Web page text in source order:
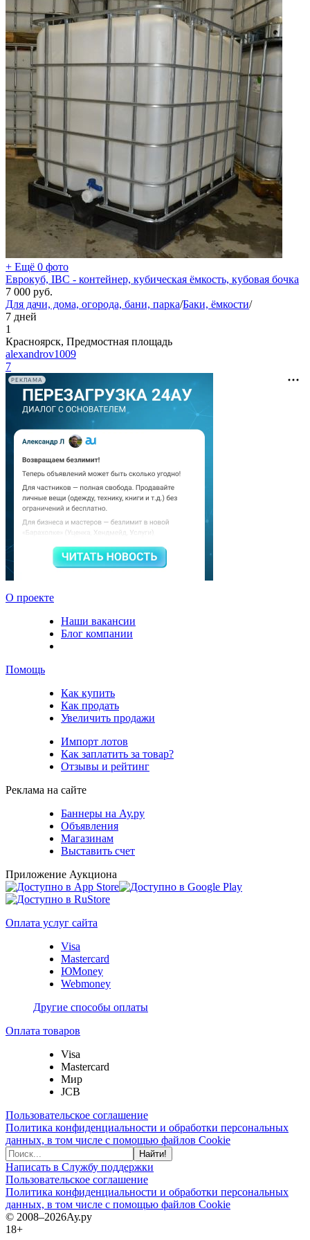
+ Ещё 0 фото
Еврокуб, IBC - контейнер, кубическая ёмкость, кубовая бочка
7 000 руб.
Для дачи, дома, огорода, бани, парка/Баки, ёмкости/
7 дней
1
Красноярск, Предмостная площадь
alexandrov1009
7
РЕКЛАМА
О проекте
Наши вакансии
Блог компании
Помощь
Как купить
Как продать
Увеличить продажи
Импорт лотов
Как заплатить за товар?
Отзывы и рейтинг
Реклама на сайте
Баннеры на Ау.ру
Объявления
Магазинам
Выставить счет
Приложение Аукциона
Оплата услуг сайта
Visa
Mastercard
ЮMoney
Webmoney
Другие способы оплаты
Оплата товаров
Visa
Mastercard
Мир
JCB
Пользовательское соглашение
Политика конфиденциальности и обработки персональных
данных, в том числе с помощью файлов Cookie
Найти!
Написать в Службу поддержки
Пользовательское соглашение
Политика конфиденциальности и обработки персональных
данных, в том числе с помощью файлов Cookie
© 2008–2026Ау.ру
18+